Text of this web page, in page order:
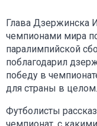
Глава Дзержинска
чемпионами мира
паралимпийской
поблагодарил
победу в
для страны в целом.
Футболисты